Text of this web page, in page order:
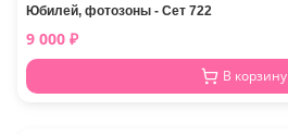
Юбилей, фотозоны - Сет 722
9 000 ₽
В корзину